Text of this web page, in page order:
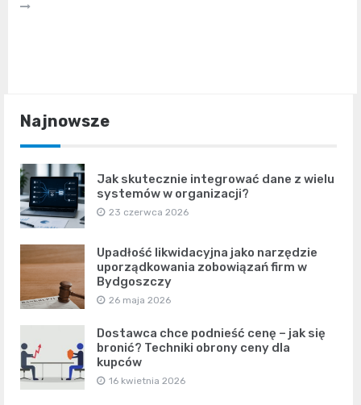
Najnowsze
Jak skutecznie integrować dane z wielu
systemów w organizacji?
23 czerwca 2026
Upadłość likwidacyjna jako narzędzie
uporządkowania zobowiązań firm w
Bydgoszczy
26 maja 2026
Dostawca chce podnieść cenę – jak się
bronić? Techniki obrony ceny dla
kupców
16 kwietnia 2026